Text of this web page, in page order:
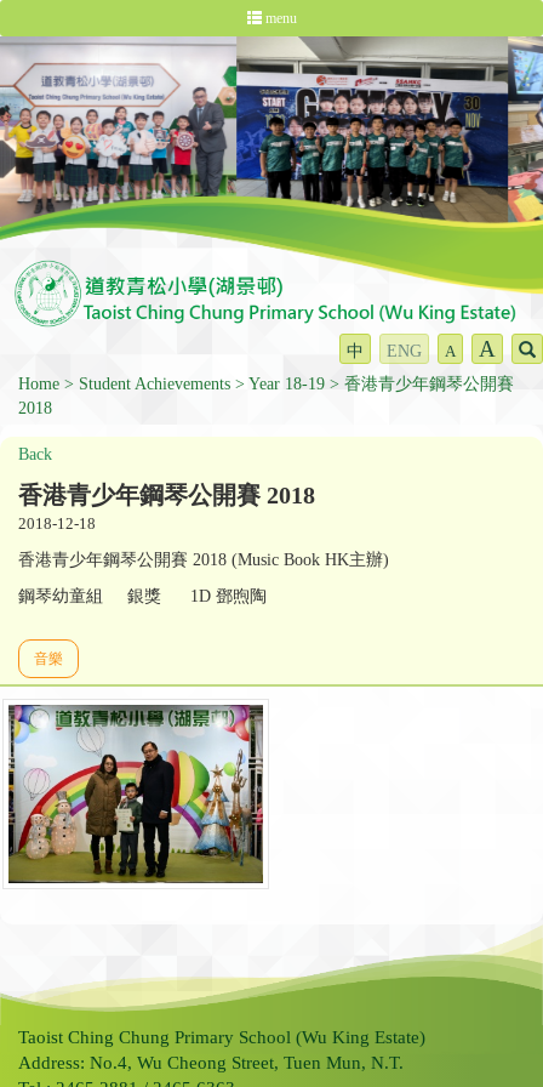
menu
中 ENG A A
Home Student Achievements Year 18-19
香港青少年鋼琴公開賽
2018
Back
香港青少年鋼琴公開賽 2018
2018-12-18
香港青少年鋼琴公開賽 2018 (Music Book HK主辦)
鋼琴幼童組 銀獎 1D 鄧煦陶
音樂
Taoist Ching Chung Primary School (Wu King Estate)
Address: No.4, Wu Cheong Street, Tuen Mun, N.T.